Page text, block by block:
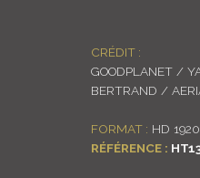
CRÉDIT :
GOODPLANET /
BERTRAND /
FORMAT : HD
RÉFÉRENCE :